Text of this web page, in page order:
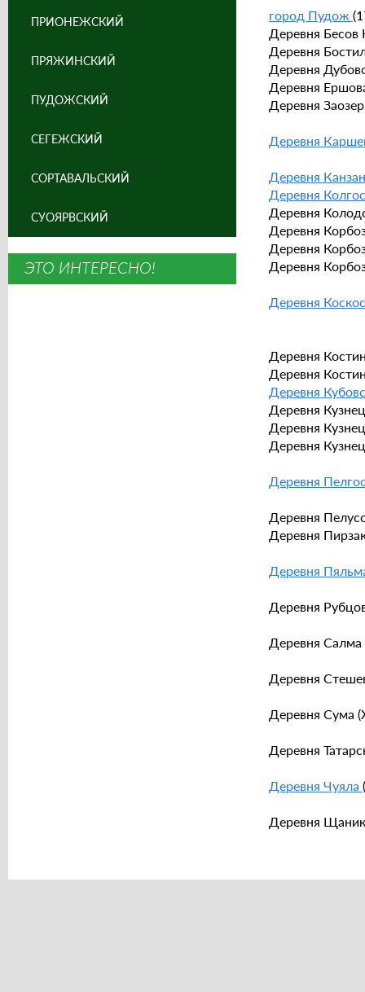
город Пудож
Деревня Бесов
Деревня
Деревня
Деревня
Деревня
Деревня
Деревня
Деревня
Деревня
Деревня
Деревня
Деревня
Деревня
Деревня
Деревня
Деревня
Деревня
Деревня
Деревня
Деревня
Деревня
Деревня
Деревня
Деревня
Деревня Салма
Деревня
Деревня Сума
Деревня
Деревня Чуяла
Деревня
ПРИОНЕЖСКИЙ
ПРЯЖИНСКИЙ
ПУДОЖСКИЙ
СЕГЕЖСКИЙ
СОРТАВАЛЬСКИЙ
СУОЯРВСКИЙ
ЭТО ИНТЕРЕСНО!